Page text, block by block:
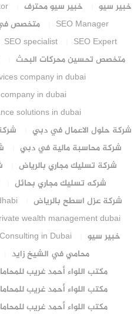
خبير سيو خبير سيو محترف
SEO Manager
متخصص
SEO Expert
SEO specialist
متخصص تحسين محركات البحث
company in dubai
in dubai
solutions in dubai
شركة حلول الاعمال في دبي
شركة محاسبة مالية في دبي
شركة تسليك مجاري بالرياض
شركه تسليك مجاري بحائل
شركة عزل اسطح بالرياض
wealth management dubai
خبير سيو
in Dubai
محامي في الشيخ زايد
مكتب اللواء أحمد غريب
مكتب اللواء أحمد غريب
مكتب اللواء أحمد غريب